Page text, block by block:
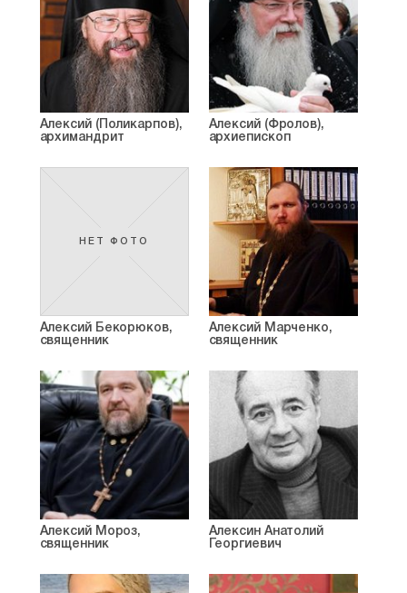
Алексий (Поликарпов),
архимандрит
Алексий (Фролов),
архиепископ
НЕТ ФОТО
Алексий Бекорюков,
священник
Алексий Марченко,
священник
Алексий Мороз,
священник
Алексин Анатолий
Георгиевич